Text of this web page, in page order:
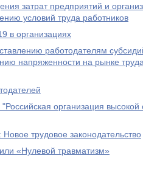
затрат предприятий и
условий труда работников
в организациях
работодателям
напряженности на рынке
"Российская организация
трудовое законодательство
«Нулевой травматизм»